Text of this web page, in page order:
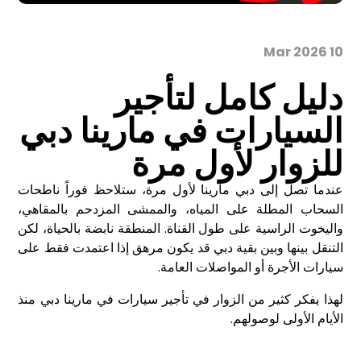
10 Mar 2026
دليل كامل لتأجير
السيارات في مارينا دبي
للزوار لأول مرة
عندما تصل إلى دبي مارينا لأول مرة، ستلاحظ فوراً ناطحات
السحاب المطلة على المياه، والممشى المزدحم بالمقاهي،
واليخوت الراسية على طول القناة. المنطقة نابضة بالحياة، لكن
التنقل بينها وبين بقية دبي قد يكون مرهق إذا اعتمدت فقط على
سيارات الأجرة أو المواصلات العامة.
لهذا يفكر كثير من الزوار فيتأجير سيارات في مارينا دبي منذ
الأيام الأولى لوصولهم.